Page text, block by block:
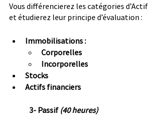
Vous différencierez les catégories d’Actif
et étudierez leur principe d’évaluation :
Immobilisations :
Corporelles
Incorporelles
Stocks
Actifs financiers
3- Passif (40 heures)